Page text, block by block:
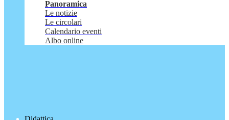
Panoramica
Le notizie
Le circolari
Calendario eventi
Albo online